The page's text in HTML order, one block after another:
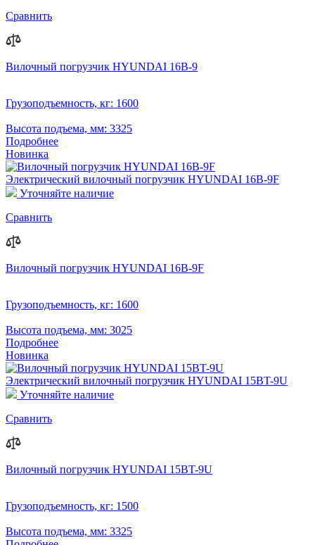
Сравнить
Вилочный погрузчик HYUNDAI 16B-9
Грузоподъемность, кг: 1600
Высота подъема, мм: 3325
Подробнее
Новинка
Электрический вилочный погрузчик HYUNDAI 16B-9F
Уточняйте наличие
Сравнить
Вилочный погрузчик HYUNDAI 16B-9F
Грузоподъемность, кг: 1600
Высота подъема, мм: 3025
Подробнее
Новинка
Электрический вилочный погрузчик HYUNDAI 15BT-9U
Уточняйте наличие
Сравнить
Вилочный погрузчик HYUNDAI 15BT-9U
Грузоподъемность, кг: 1500
Высота подъема, мм: 3325